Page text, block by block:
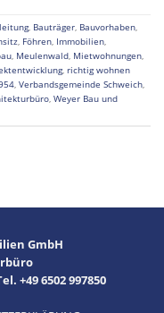
, Bauträger, Bauvorhaben,
, Föhren, Immobilien,
, Meulenwald, Mietwohnungen,
, richtig wohnen
, Verbandsgemeinde Schweich,
, Weyer Bau und
GmbH
+49 6502 997850